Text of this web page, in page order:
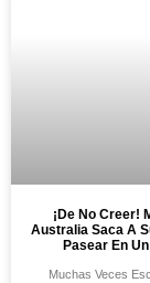
¡De No Creer!
Australia Saca A
Pasear En
Muchas Veces